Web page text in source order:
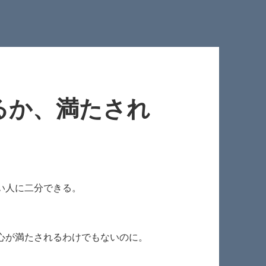
、満たされ
に二分できる。
満たされるわけでもないのに。